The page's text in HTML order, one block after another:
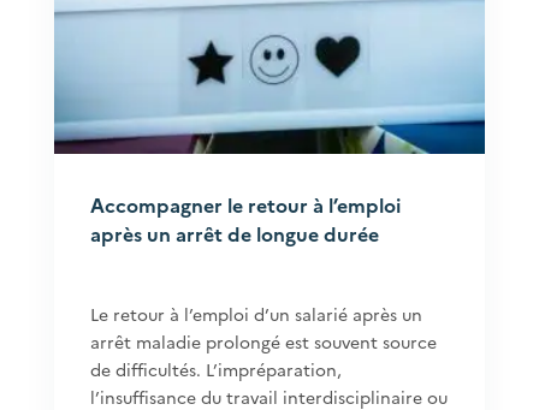
Accompagner le retour à l’emploi
après un arrêt de longue durée
Le retour à l’emploi d’un salarié après un
arrêt maladie prolongé est souvent source
de difficultés. L’impréparation,
l’insuffisance du travail interdisciplinaire ou